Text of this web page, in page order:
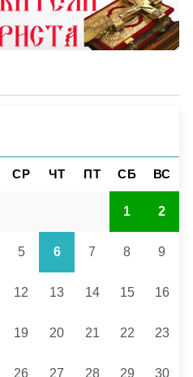
СР ЧТ ПТ СБ ВС
1 2
5 6 7 8 9
12 13 14 15 16
19 20 21 22 23
26 27 28 29 30